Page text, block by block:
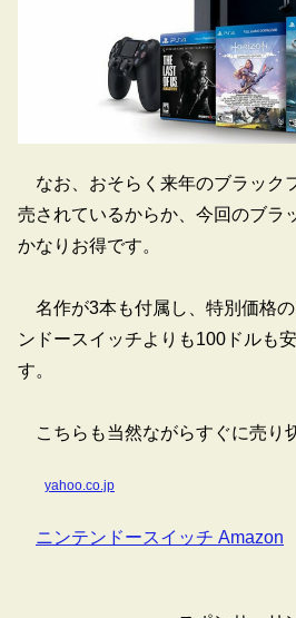
なお、おそらく来年のブラック
売されているからか、今回のブラ
かなりお得です。
名作が3本も付属し、特別価格
ンドースイッチよりも100ドルも
す。
こちらも当然ながらすぐに売り
yahoo.co.jp
ニンテンドースイッチ Amazon